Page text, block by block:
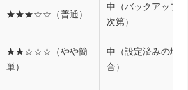
★★★☆☆（普通）
中（バックアップ
次第）
★★☆☆☆（やや簡
単）
中（設定済みの場
合）